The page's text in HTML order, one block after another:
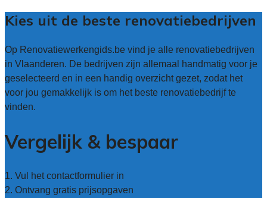
Kies uit de beste renovatiebedrijven
Op Renovatiewerkengids.be vind je alle renovatiebedrijven
in Vlaanderen. De bedrijven zijn allemaal handmatig voor je
geselecteerd en in een handig overzicht gezet, zodat het
voor jou gemakkelijk is om het beste renovatiebedrijf te
vinden.
Vergelijk & bespaar
1. Vul het contactformulier in
2. Ontvang gratis prijsopgaven